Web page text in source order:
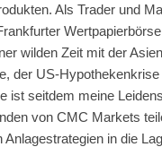
Als Trader und
wilden Zeit mit der
der US-
ist seitdem meine
von CMC Markets
Anlagestrategien in die